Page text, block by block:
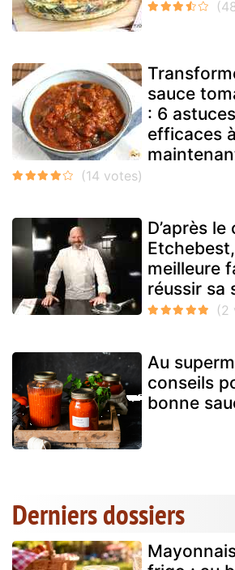
sauce
: 6
efficaces
D’après
meilleure
réussir sa
Au
conseils
bonne
Derniers dossiers